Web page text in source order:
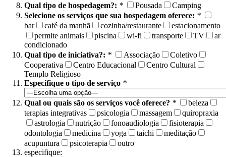
Qual tipo de hospedagem?: * Pousada
Camping
Selecione os serviços que sua hospedagem oferece: *
bar
café da manhã cozinha/restaurante
estacionamento
permite animais
piscina wi-fi transporte TV
ar
condicionado
Qual tipo de iniciativa?: * Associação
Coletivo
Cooperativa
Centro Educacional
Centro Cultural
Templo Religioso
Especifique o tipo de serviço *
Qual ou quais são os serviços você oferece? *
beleza
terapias integrativas
psicologia massagem
quiropraxia
astrologia
nutrição fonoaudiologia
fisioterapia
odontologia
medicina yoga taichi
meditação
acupuntura
psicoterapia
outro
especifique: